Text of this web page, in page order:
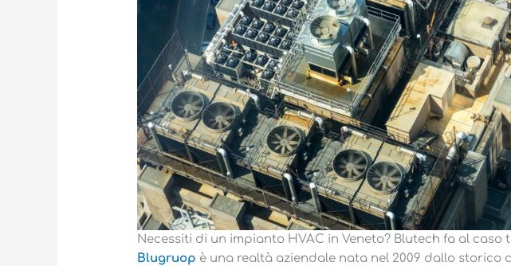
Necessiti di un impianto HVAC in Veneto? Blutech fa al caso
Blugruop è una realtà aziendale nata nel 2009 dallo storico